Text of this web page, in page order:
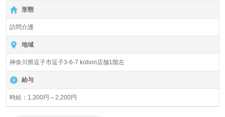
形態
訪問介護
地域
神奈川県逗子市逗子3-6-7 kobori店舗1階左
給与
時給：1,300円～2,200円